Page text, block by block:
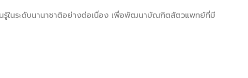
รู้ในระดับนานาชาติอย่างต่อเนื่อง เพื่อพัฒนาบัณฑิตสัตวแพทย์ที่มี